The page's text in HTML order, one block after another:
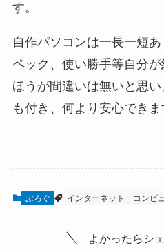
す。
自作パソコンは一長一短
ペック、使い勝手等自分
ほうが間違いは無いと思
も付き、何より安心できま
ぶろぐ インターネット コンピ
よかったらシ